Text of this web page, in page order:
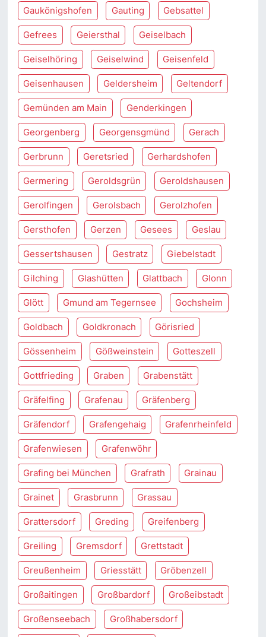
Gaukönigshofen Gauting Gebsattel
Gefrees Geiersthal Geiselbach
Geiselhöring Geiselwind Geisenfeld
Geisenhausen Geldersheim Geltendorf
Gemünden am Main Genderkingen
Georgenberg Georgensgmünd Gerach
Gerbrunn Geretsried Gerhardshofen
Germering Geroldsgrün Geroldshausen
Gerolfingen Gerolsbach Gerolzhofen
Gersthofen Gerzen Gesees Geslau
Gessertshausen Gestratz Giebelstadt
Gilching Glashütten Glattbach Glonn
Glött Gmund am Tegernsee Gochsheim
Goldbach Goldkronach Görisried
Gössenheim Gößweinstein Gotteszell
Gottfrieding Graben Grabenstätt
Gräfelfing Grafenau Gräfenberg
Gräfendorf Grafengehaig Grafenrheinfeld
Grafenwiesen Grafenwöhr
Grafing bei München Grafrath Grainau
Grainet Grasbrunn Grassau
Grattersdorf Greding Greifenberg
Greiling Gremsdorf Grettstadt
Greußenheim Griesstätt Gröbenzell
Großaitingen Großbardorf Großeibstadt
Großenseebach Großhabersdorf